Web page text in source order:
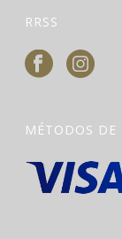
RRSS
MÉTODOS DE